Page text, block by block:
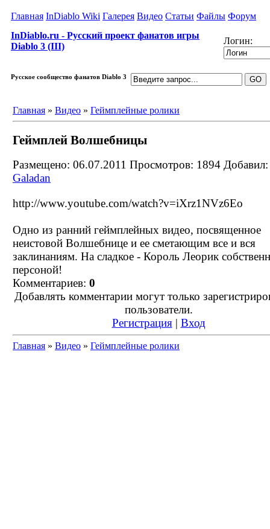
Главная InDiablo Wiki Галерея Видео Статьи Файлы Форум
InDiablo.ru - Русский проект фанатов игры
Diablo 3 (III)
Логин:
Русское сообщество фанатов Diablo 3
Главная » Видео » Геймплейные ролики
Геймплей Волшебницы
Размещено: 06.07.2011 Просмотров: 1894 Добавил:
Galadan
http://www.youtube.com/watch?v=iXrz1NVz6Eo
Одно из ранний геймплейных видео, посвященное
неистовой Волшебнице и ее сметающим все и вся
заклинаниям. На сладкое - Король Леорик
персоной!
Комментариев: 0
Добавлять комментарии могут только
пользователи.
Регистрация| Вход
Главная » Видео » Геймплейные ролики